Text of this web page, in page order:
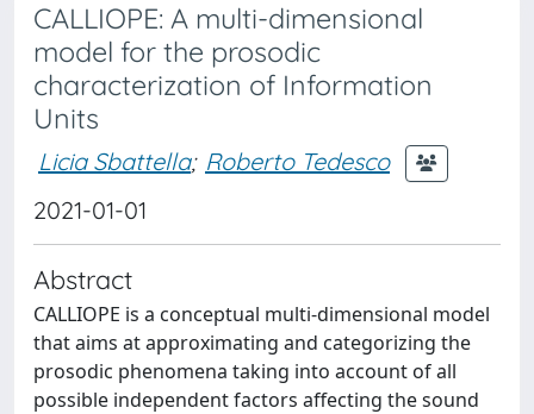
CALLIOPE: A multi-dimensional
model for the prosodic
characterization of Information
Units
Licia Sbattella; Roberto Tedesco
2021-01-01
Abstract
CALLIOPE is a conceptual multi-dimensional model
that aims at approximating and categorizing the
prosodic phenomena taking into account of all
possible independent factors affecting the sound